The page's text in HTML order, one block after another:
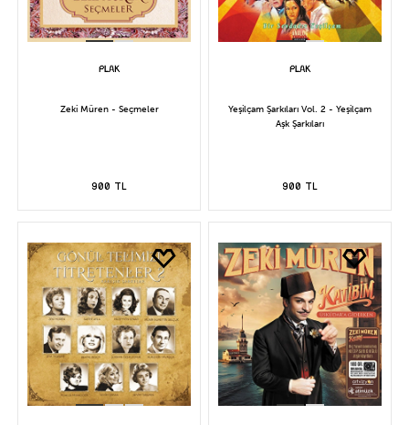
Zeki Müren - Seçmeler
900 TL
Yeşilçam Şarkıları Vol. 2 - Yeşilçam
Aşk Şarkıları
900 TL